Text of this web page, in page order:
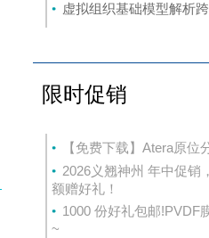
限时促销
【免费下载】Atera原位
2026义翘神州 年中促销
额赠好礼！
1000 份好礼包邮!PVDF
~